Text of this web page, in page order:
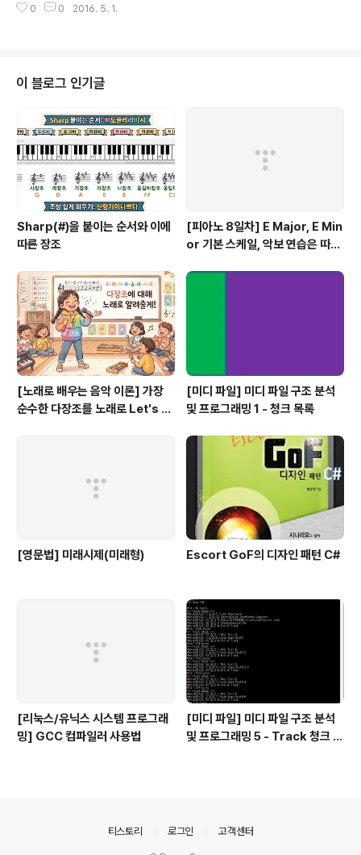
원에게 일을 시킨다면 회사와 사원은 집합 관계이면서 직
다.”로 표현할 수 있으며 영어로 “Has a”로 표현할 수 있
특징을 갖습니다. 구성 관계는 소유 개체를 생성할 때 피 소
유 개체를 생성하고 소유 개체를 소멸할 때 피 소유 개체를
할 때 피 소유 개체도 함께 생성하고 소유 개체를 소멸할 때
피 소유 개체도 함께 소멸합니다. CPP에서 구성 관계를 구
현하는 ..
0 0 2016. 5. 1.
이 블로그 인기글
Sharp(#)을 붙이는 순서와 이에
따른 장조
[피아노 8일차] E Major, E Min
or 기본 스케일, 악보 연습은 따라
[노래로 배우는 음악 이론] 가장
순수한 다장조를 노래로 Let's G
[미디 파일] 미디 파일 구조 분석
및 프로그래밍 1 - 청크 목록
[영문법] 미래시제(미래형) Escort GoF의 디자인 패턴 C#
[리눅스/유닉스 시스템 프로그래
밍] GCC 컴파일러 사용법
[미디 파일] 미디 파일 구조 분석
및 프로그래밍 5 - Track 청크 3,
티스토리 로그인 고객센터